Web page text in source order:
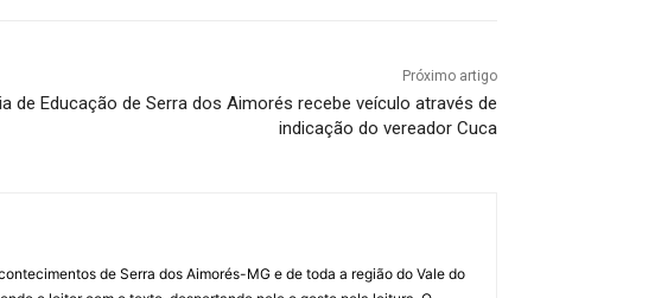
Próximo artigo
de Educação de Serra dos Aimorés recebe veículo através de
indicação do vereador Cuca
de Serra dos Aimorés-MG e de toda a região do Vale do